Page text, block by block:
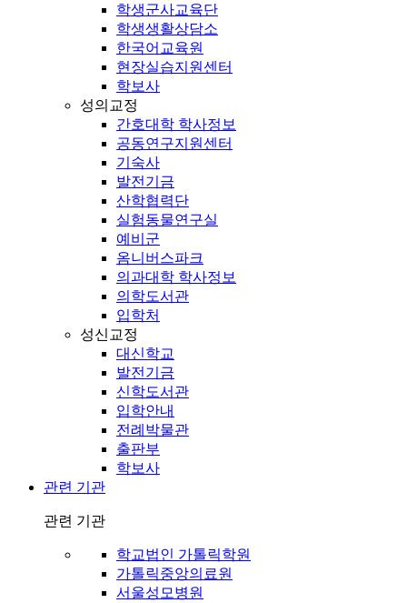
학생군사교육단
학생생활상담소
한국어교육원
현장실습지원센터
학보사
성의교정
간호대학 학사정보
공동연구지원센터
기숙사
발전기금
산학협력단
실험동물연구실
예비군
옴니버스파크
의과대학 학사정보
의학도서관
입학처
성신교정
대신학교
발전기금
신학도서관
입학안내
전례박물관
출판부
학보사
관련 기관
관련 기관
학교법인 가톨릭학원
가톨릭중앙의료원
서울성모병원